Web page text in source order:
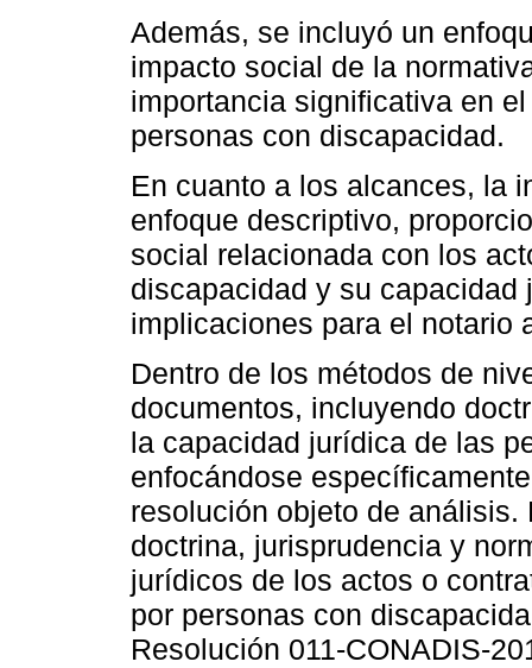
Además, se incluyó un
impacto social de la
importancia significativa en
personas con discapacidad.
En cuanto a los alcances, la
enfoque descriptivo,
social relacionada con los
discapacidad y su
implicaciones para el notario
Dentro de los métodos de
documentos, incluyendo
la capacidad jurídica de las
enfocándose
resolución objeto de
doctrina, jurisprudencia y
jurídicos de los actos o
por personas con
Resolución 011-CONADIS-